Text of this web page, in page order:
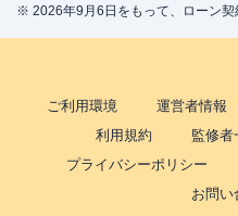
※ 2026年9月6日をもって、ローン契
ご利用環境 運営者情報
利用規約
監修者
プライバシーポリシー
お問い